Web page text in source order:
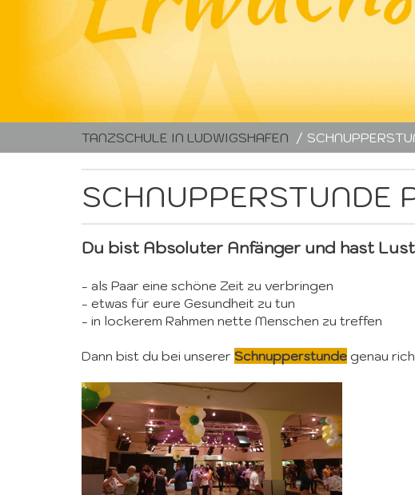
TANZSCHULE IN LUDWIGSHAFEN
SCHNUPPERSTUNDE
Du bist Absoluter Anfänger und hast
- als Paar eine schöne Zeit zu verbringen
- etwas für eure Gesundheit zu tun
- in lockerem Rahmen nette Menschen zu treffen
Dann bist du bei unserer Schnupperstunde genau